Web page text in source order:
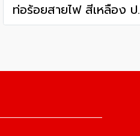
ท่อร้อยสายไฟ สีเ